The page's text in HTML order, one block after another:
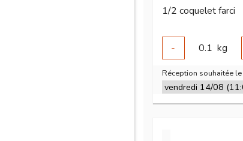
1/2 coquelet farci
-
0.1 kg
Réception souhaitée le